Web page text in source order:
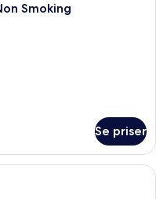
Smoking
Se priser